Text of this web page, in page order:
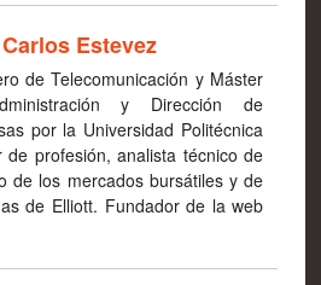
Estevez
de Telecomunicación y Máster
y Dirección de
por la Universidad Politécnica
de profesión, analista técnico de
de los mercados bursátiles y de
de Elliott. Fundador de la web